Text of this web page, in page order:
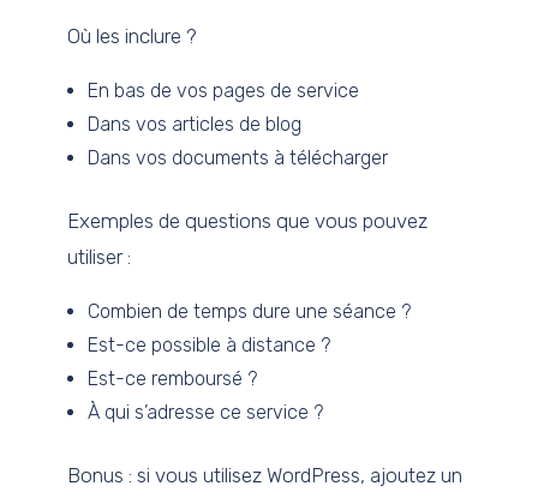
Où les inclure ?
En bas de vos pages de service
Dans vos articles de blog
Dans vos documents à télécharger
Exemples de questions que vous pouvez
utiliser :
Combien de temps dure une séance ?
Est-ce possible à distance ?
Est-ce remboursé ?
À qui s’adresse ce service ?
Bonus : si vous utilisez WordPress, ajoutez un